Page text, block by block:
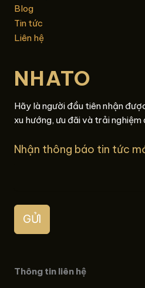
Blog
Tin tức
Liên hệ
NHATO
Hãy là người đầu tiên nhận
xu hướng, ưu đãi và trải
Nhận thông báo tin tức
GỬI
Thông tin liên hệ